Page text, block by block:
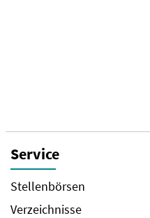
Service
Stellenbörsen
Verzeichnisse